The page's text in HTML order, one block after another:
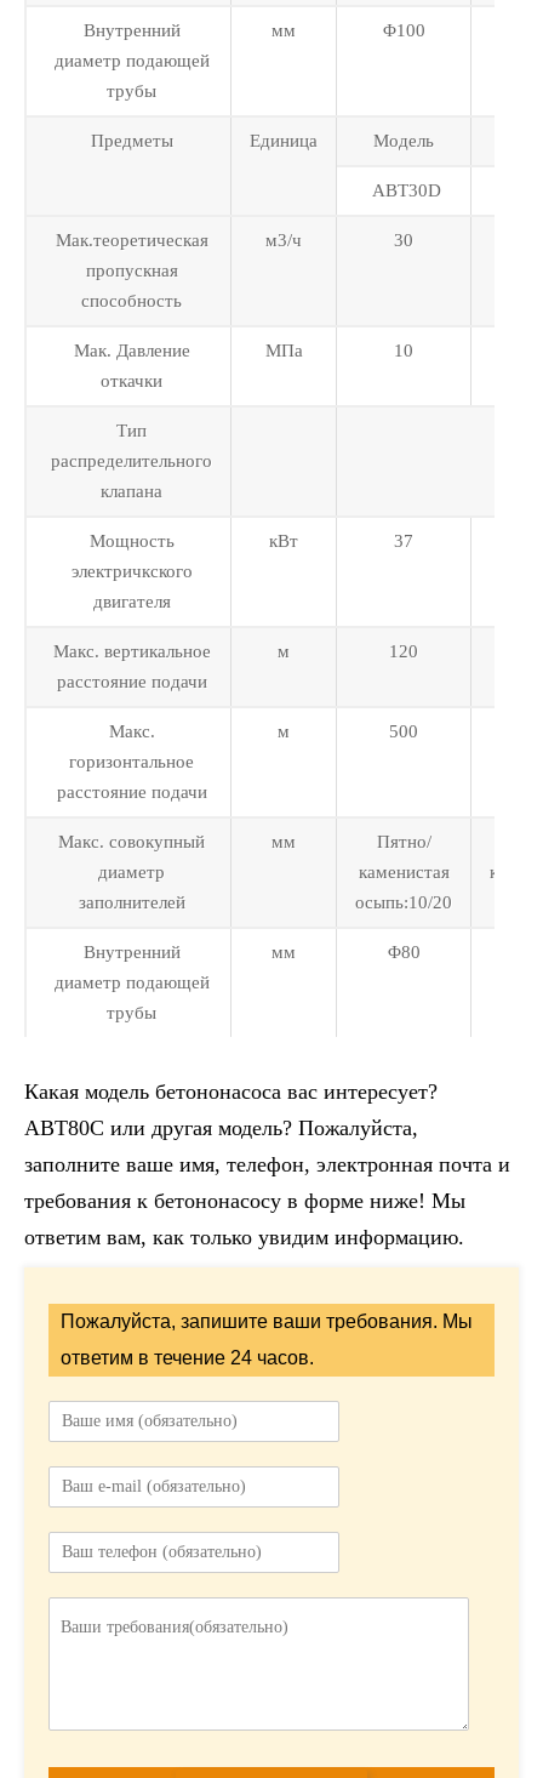
Внутренний
диаметр подающей
трубы
мм Φ100
Предметы Единица Модель
ABT30D
Мак.теоретическая
пропускная
способность
м3/ч 30
Мак. Давление
откачки
МПа 10
Тип
распределительного
клапана
Мощность
электричкского
двигателя
кВт 37
Макс. вертикальное
расстояние подачи
м 120
Макс.
горизонтальное
расстояние подачи
м 500
Макс. совокупный
диаметр
заполнителей
мм
Пятно/
каменистая
осыпь:10/20
Внутренний
диаметр подающей
трубы
мм Φ80
Какая модель бетононасоса вас интересует?
ABT80C или другая модель? Пожалуйста,
заполните ваше имя, телефон, электронная почта и
требования к бетононасосу в форме ниже! Мы
ответим вам, как только увидим информацию.
Пожалуйста, запишите ваши требования. Мы
ответим в течение 24 часов.